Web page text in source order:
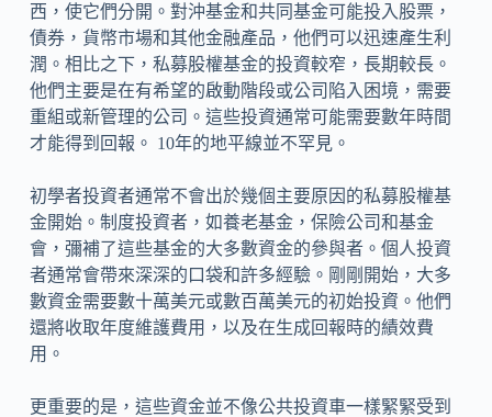
西，使它們分開。對沖基金和共同基金可能投入股票，
債券，貨幣市場和其他金融產品，他們可以迅速產生利
潤。相比之下，私募股權基金的投資較窄，長期較長。
他們主要是在有希望的啟動階段或公司陷入困境，需要
重組或新管理的公司。這些投資通常可能需要數年時間
才能得到回報。 10年的地平線並不罕見。
初學者投資者通常不會出於幾個主要原因的私募股權基
金開始。制度投資者，如養老基金，保險公司和基金
會，彌補了這些基金的大多數資金的參與者。個人投資
者通常會帶來深深的口袋和許多經驗。剛剛開始，大多
數資金需要數十萬美元或數百萬美元的初始投資。他們
還將收取年度維護費用，以及在生成回報時的績效費
用。
更重要的是，這些資金並不像公共投資車一樣緊緊受到